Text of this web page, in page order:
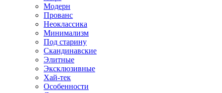
Модерн
Прованс
Неоклассика
Минимализм
Под старину
Скандинавские
Элитные
Эксклюзивные
Хай-тек
Особенности